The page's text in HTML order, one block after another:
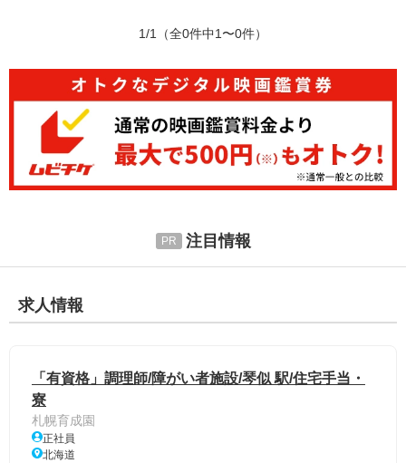
1/1 （全0件中1〜0件）
注目情報
求人情報
「有資格」調理師/障がい者施設/琴似 駅/住宅手当・
寮
札幌育成園
正社員
北海道